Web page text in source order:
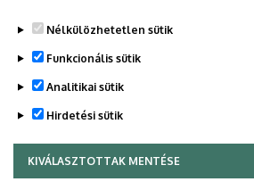
Nélkülözhetetlen sütik
Funkcionális sütik
Analitikai sütik
Hirdetési sütik
KIVÁLASZTOTTAK MENTÉSE
WITHDRAW CONSENT
Legutóbb frissítve: 2022. 01. 13. 11:08
Adatvédelem